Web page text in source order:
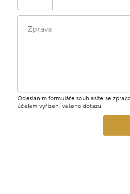
Zpráva
Odesláním formuláře souhlasíte se
účelem vyřízení vašeho dotazu.